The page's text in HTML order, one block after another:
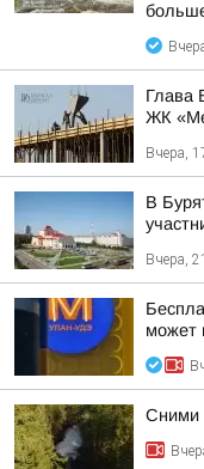
Глава
ЖК
Вчера,
В
Вчера,
может
Сними